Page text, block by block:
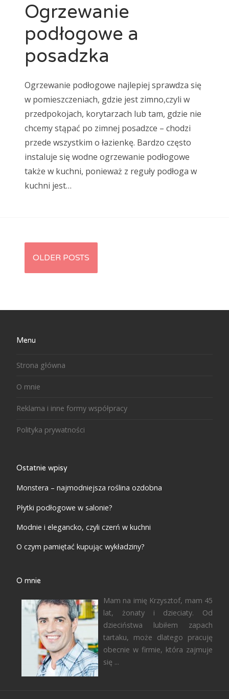
Ogrzewanie
podłogowe a
posadzka
Ogrzewanie podłogowe najlepiej sprawdza się
w pomieszczeniach, gdzie jest zimno,czyli w
przedpokojach, korytarzach lub tam, gdzie nie
chcemy stąpać po zimnej posadzce – chodzi
przede wszystkim o łazienkę. Bardzo często
instaluje się wodne ogrzewanie podłogowe
także w kuchni, ponieważ z reguły podłoga w
kuchni jest…
Posts navigation
OLDER POSTS
Menu
Strona główna
O mnie
Reklama i inne formy współpracy
Polityka prywatności
Ostatnie wpisy
Monstera – najmodniejsza roślina ozdobna
Płytki podłogowe w salonie?
Modnie i elegancko, czyli czerń w kuchni
O czym pamiętać kupując wykładziny?
O mnie
Mam na imię Krzysztof, mam 45
lat, żonaty i dzieciaty. Od
dzieciństwa lubiłem zapach
tartaku, może dlatego pracuję
obecnie w firmie, która zajmuje
się ...